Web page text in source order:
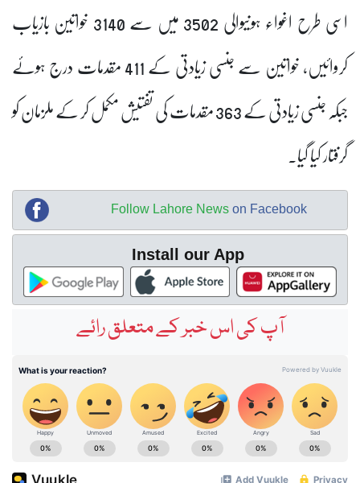
اسی طرح اغواء ہونیوالی 3502 میں سے 3140 خواتین بازیاب
کروائیں، خواتین سے جنسی زیادتی کے 411 مقدمات درج ہوئے
جبکہ جنسی زیادتی کے 363 مقدمات کی تفتیش مکمل کر کے ملزمان کو
گرفتار کیا گیا۔
Follow Lahore News on Facebook
Install our App
آپ کی اس خبر کے متعلق رائے